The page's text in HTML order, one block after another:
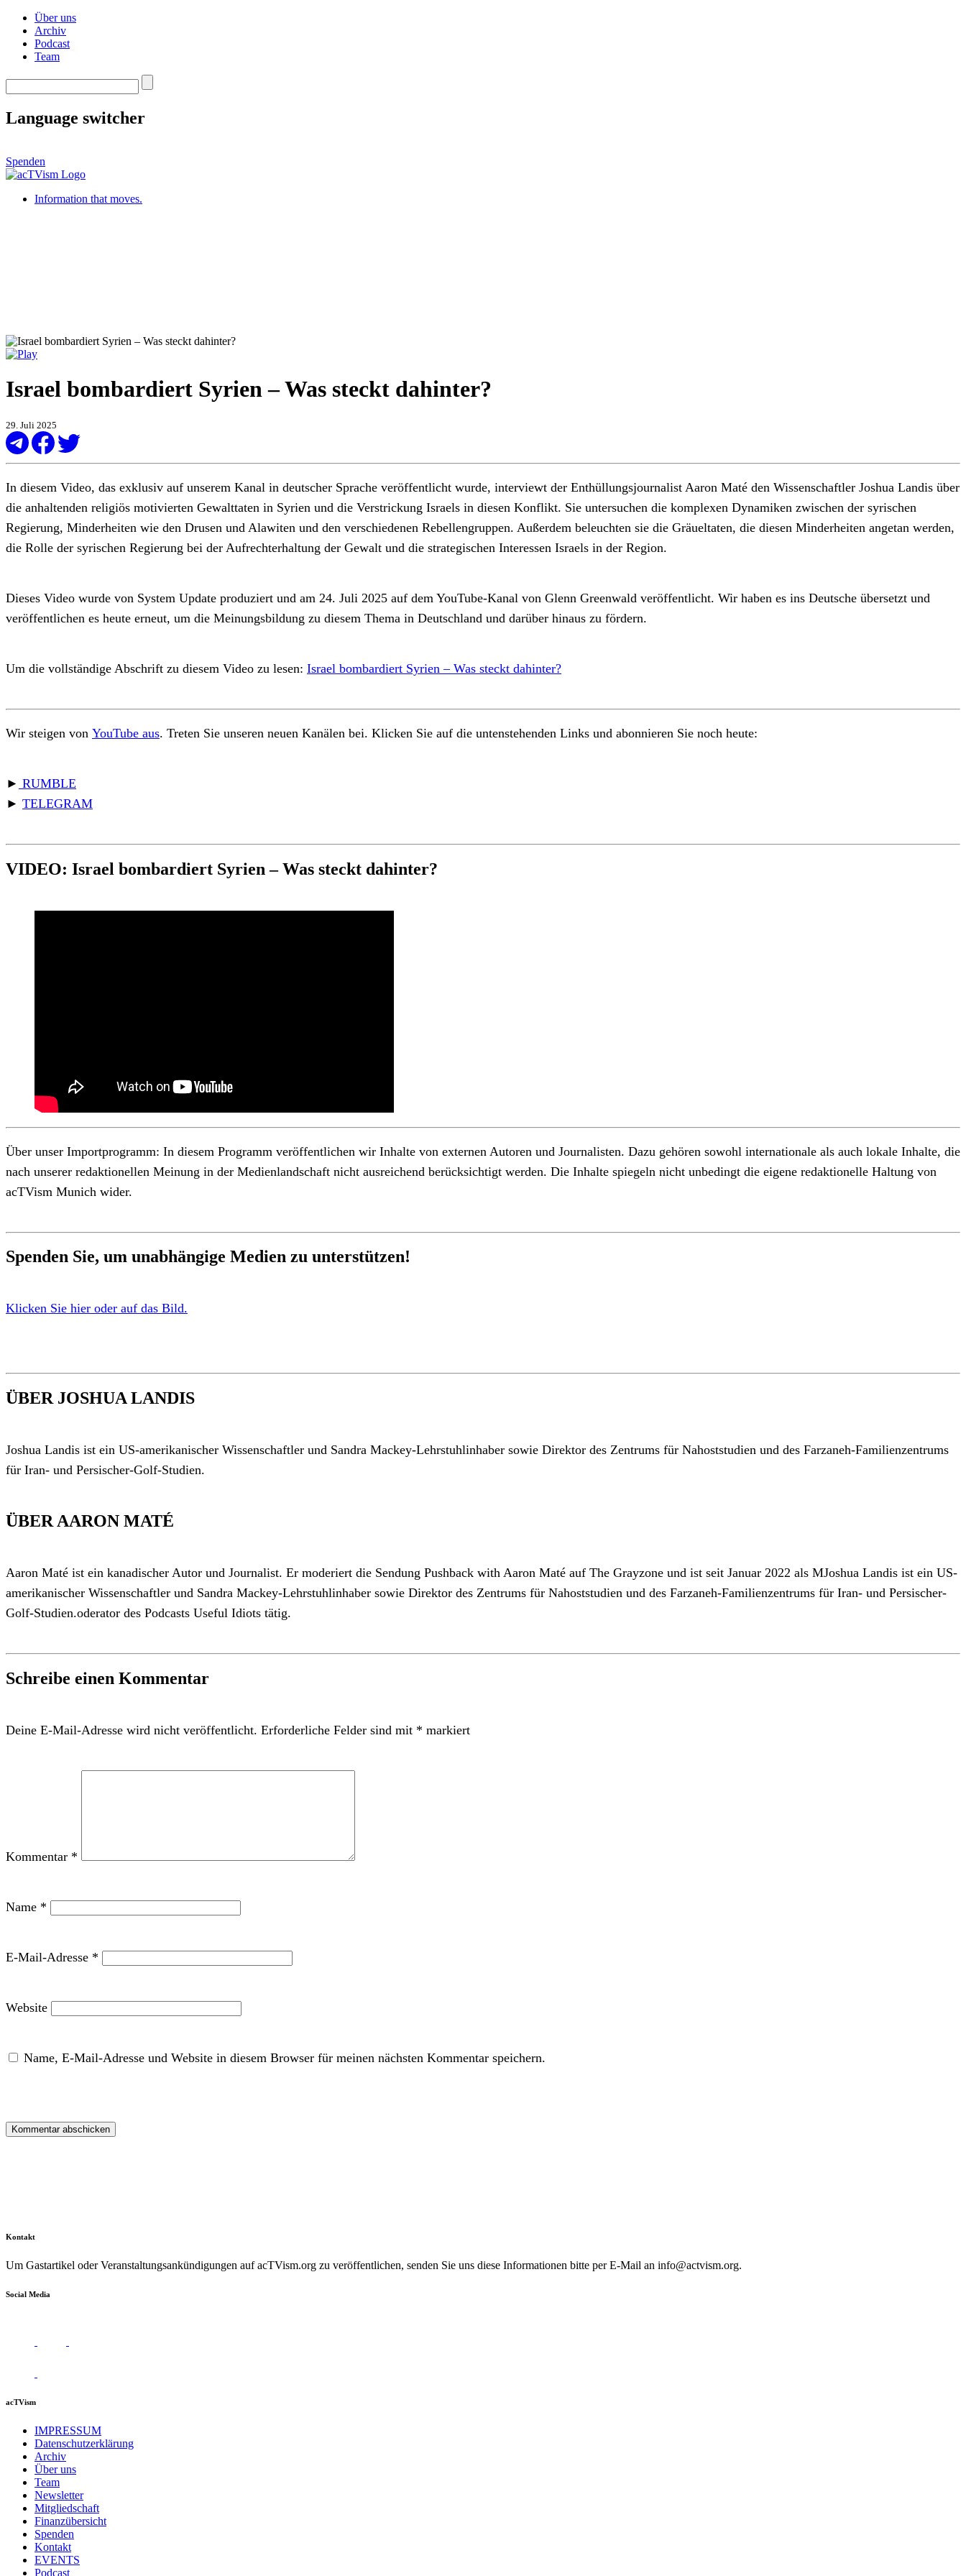
Über uns
Archiv
Podcast
Team
Language switcher
Spenden
Information that moves.
Israel bombardiert Syrien – Was steckt dahinter?
29. Juli 2025
In diesem Video, das exklusiv auf unserem Kanal in deutscher Sprache veröffentlicht wurde, interviewt der Enthüllungsjournalist Aaron Maté den Wissenschaftler Joshua Landis über
die anhaltenden religiös motivierten Gewalttaten in Syrien und die Verstrickung Israels in diesen Konflikt. Sie untersuchen die komplexen Dynamiken zwischen der syrischen
Regierung, Minderheiten wie den Drusen und Alawiten und den verschiedenen Rebellengruppen. Außerdem beleuchten sie die Gräueltaten, die diesen Minderheiten angetan werden,
die Rolle der syrischen Regierung bei der Aufrechterhaltung der Gewalt und die strategischen Interessen Israels in der Region.
Dieses Video wurde von System Update produziert und am 24. Juli 2025 auf dem YouTube-Kanal von Glenn Greenwald veröffentlicht. Wir haben es ins Deutsche übersetzt und
veröffentlichen es heute erneut, um die Meinungsbildung zu diesem Thema in Deutschland und darüber hinaus zu fördern.
Um die vollständige Abschrift zu diesem Video zu lesen: Israel bombardiert Syrien – Was steckt dahinter?
Wir steigen von YouTube aus. Treten Sie unseren neuen Kanälen bei. Klicken Sie auf die untenstehenden Links und abonnieren Sie noch heute:
► RUMBLE
► TELEGRAM
VIDEO: Israel bombardiert Syrien – Was steckt dahinter?
Über unser Importprogramm: In diesem Programm veröffentlichen wir Inhalte von externen Autoren und Journalisten. Dazu gehören sowohl internationale als auch lokale Inhalte, die
nach unserer redaktionellen Meinung in der Medienlandschaft nicht ausreichend berücksichtigt werden. Die Inhalte spiegeln nicht unbedingt die eigene redaktionelle Haltung von
acTVism Munich wider.
Spenden Sie, um unabhängige Medien zu unterstützen!
Klicken Sie hier oder auf das Bild.
ÜBER JOSHUA LANDIS
Joshua Landis ist ein US-amerikanischer Wissenschaftler und Sandra Mackey-Lehrstuhlinhaber sowie Direktor des Zentrums für Nahoststudien und des Farzaneh-Familienzentrums
für Iran- und Persischer-Golf-Studien.
ÜBER AARON MATÉ
Aaron Maté ist ein kanadischer Autor und Journalist. Er moderiert die Sendung Pushback with Aaron Maté auf The Grayzone und ist seit Januar 2022 als MJoshua Landis ist ein US-
amerikanischer Wissenschaftler und Sandra Mackey-Lehrstuhlinhaber sowie Direktor des Zentrums für Nahoststudien und des Farzaneh-Familienzentrums für Iran- und Persischer-
Golf-Studien.oderator des Podcasts Useful Idiots tätig.
Schreibe einen Kommentar
Deine E-Mail-Adresse wird nicht veröffentlicht. Erforderliche Felder sind mit * markiert
Kommentar *
Name *
E-Mail-Adresse *
Website
Name, E-Mail-Adresse und Website in diesem Browser für meinen nächsten Kommentar speichern.
Kontakt
Um Gastartikel oder Veranstaltungsankündigungen auf acTVism.org zu veröffentlichen, senden Sie uns diese Informationen bitte per E-Mail an info@actvism.org.
Social Media
acTVism
IMPRESSUM
Datenschutzerklärung
Archiv
Über uns
Team
Newsletter
Mitgliedschaft
Finanzübersicht
Spenden
Kontakt
EVENTS
Podcast